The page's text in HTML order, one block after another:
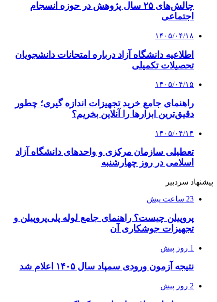
چالش‌های ۲۵ سال پژوهش در حوزه انسجام
اجتماعی
۱۴۰۵/۰۴/۱۸
اطلاعیه دانشگاه آزاد درباره امتحانات دانشجویان
تحصیلات تکمیلی
۱۴۰۵/۰۴/۱۵
راهنمای جامع خرید تجهیزات اندازه گیری؛ چطور
دقیق‌ترین ابزارها را آنلاین بخریم؟
۱۴۰۵/۰۴/۱۴
تعطیلی سازمان مرکزی و واحدهای دانشگاه آزاد
اسلامی در روز چهارشنبه
پیشنهاد سردبیر
23 ساعت پیش
پروپیلن چیست؟ راهنمای جامع لوله پلی‌پروپیلن و
تجهیزات جوشکاری آن
1 روز پیش
نتیجه آزمون ورودی سمپاد سال ۱۴۰۵ اعلام شد
2 روز پیش